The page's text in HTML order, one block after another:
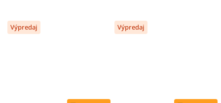
Výpredaj Výpredaj